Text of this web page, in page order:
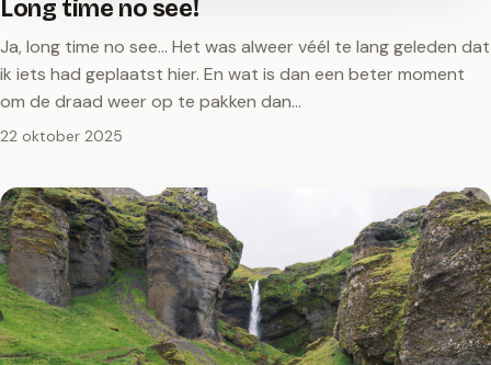
Long time no see!
Ja, long time no see… Het was alweer véél te lang geleden dat
ik iets had geplaatst hier. En wat is dan een beter moment
om de draad weer op te pakken dan…
22 oktober 2025